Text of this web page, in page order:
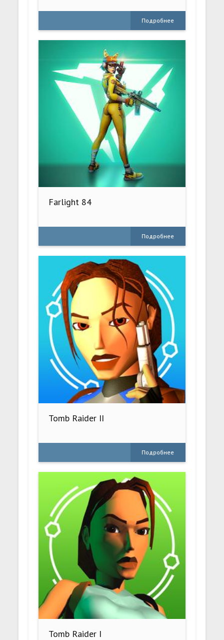
Подробнее
Farlight 84
Подробнее
Tomb Raider II
Подробнее
Tomb Raider I